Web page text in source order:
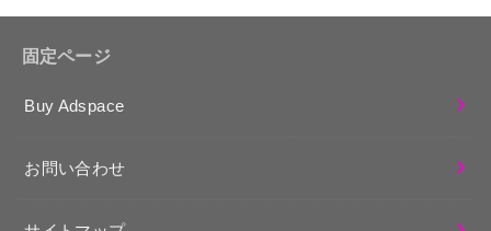
固定ページ
Buy Adspace
お問い合わせ